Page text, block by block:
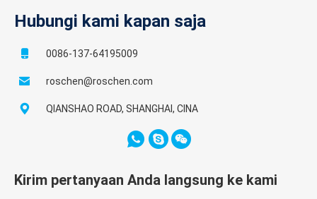
Hubungi kami kapan saja
0086-137-64195009
roschen@roschen.com
QIANSHAO ROAD, SHANGHAI, CINA
Kirim pertanyaan Anda langsung ke kami